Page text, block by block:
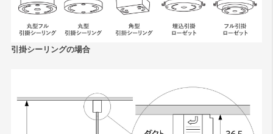
引掛シーリングの場合